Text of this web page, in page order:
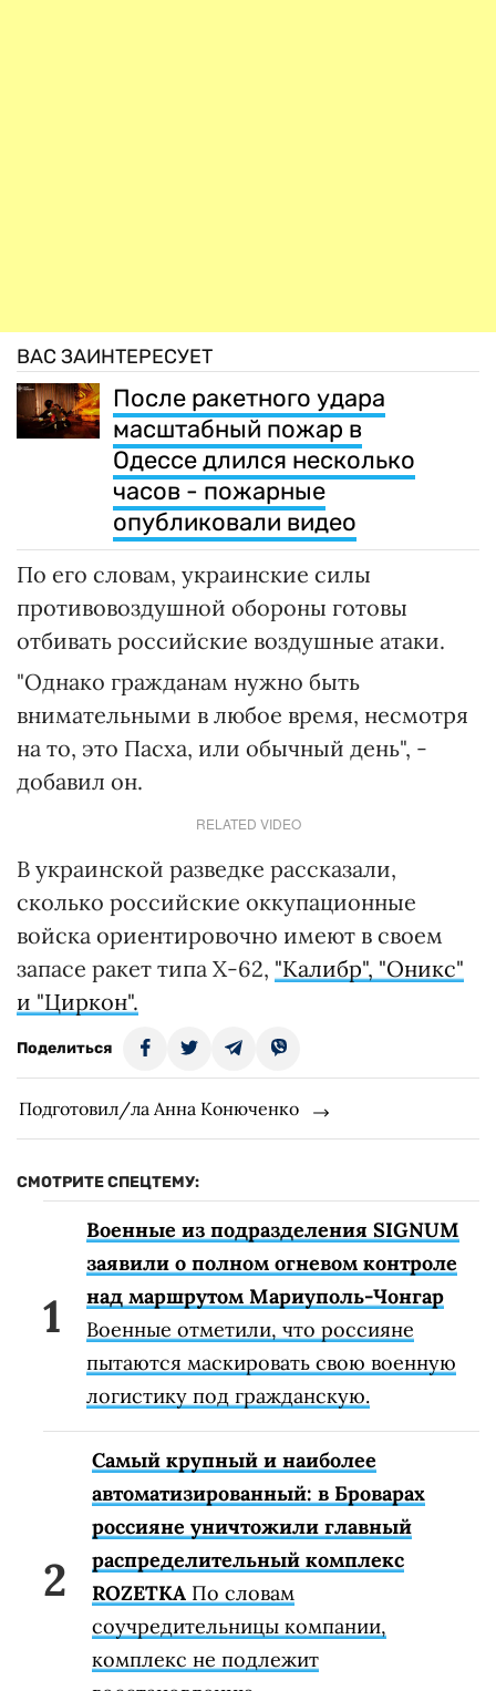
ВАС ЗАИНТЕРЕСУЕТ
После ракетного удара
масштабный пожар в
Одессе длился несколько
часов - пожарные
опубликовали видео
По его словам, украинские силы
противовоздушной обороны готовы
отбивать российские воздушные атаки.
"Однако гражданам нужно быть
внимательными в любое время, несмотря
на то, это Пасха, или обычный день", -
добавил он.
RELATED VIDEO
В украинской разведке рассказали,
сколько российские оккупационные
войска ориентировочно имеют в своем
запасе ракет типа Х-62, "Калибр", "Оникс"
и "Циркон".
Поделиться
Подготовил/ла Анна Конюченко
СМОТРИТЕ СПЕЦТЕМУ:
Военные из подразделения SIGNUM
заявили о полном огневом контроле
над маршрутом Мариуполь-Чонгар
Военные отметили, что россияне
пытаются маскировать свою военную
логистику под гражданскую.
Самый крупный и наиболее
автоматизированный: в Броварах
россияне уничтожили главный
распределительный комплекс
ROZETKA По словам
соучредительницы компании,
комплекс не подлежит